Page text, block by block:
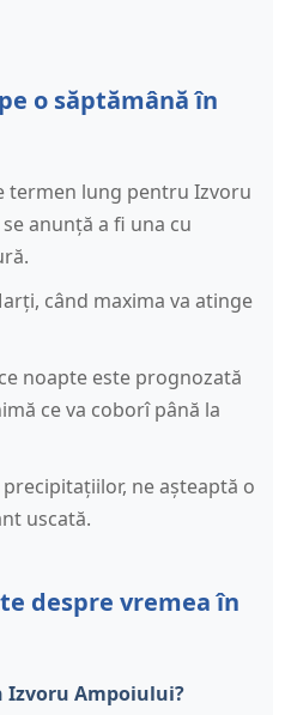
o săptămână în
termen lung pentru Izvoru
anunță a fi una cu
când maxima va atinge
noapte este prognozată
ce va coborî până la
ne așteaptă o
uscată.
despre vremea în
Izvoru Ampoiului?